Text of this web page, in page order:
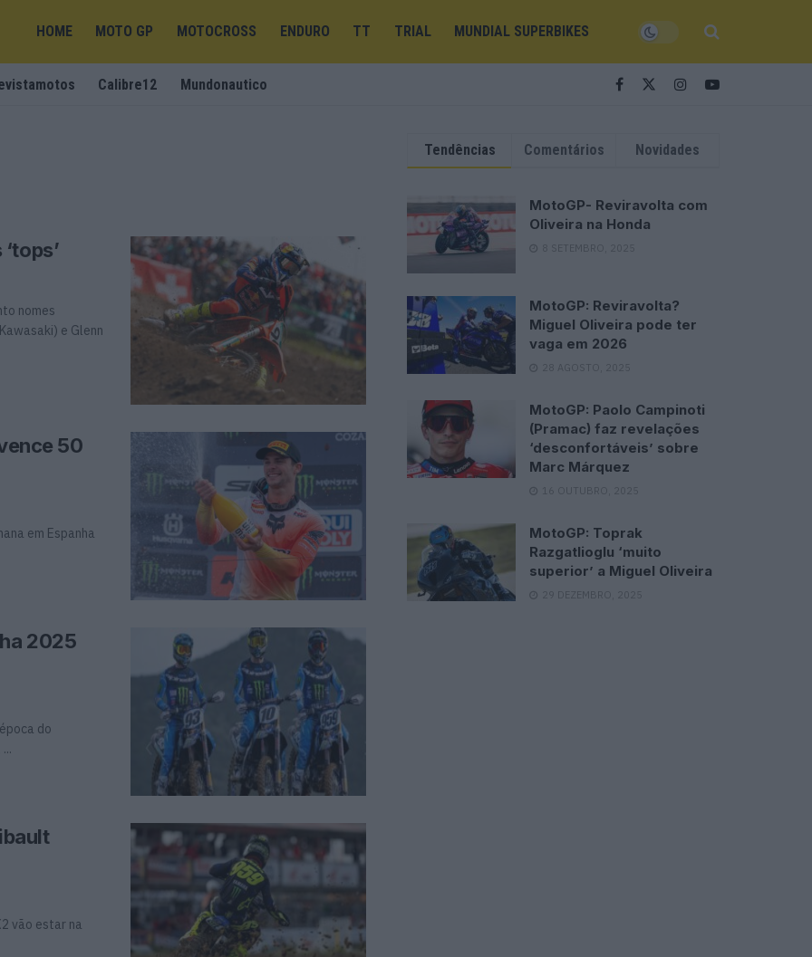
HOME MOTO GP MOTOCROSS ENDURO TT TRIAL MUNDIAL SUPERBIKES
Calibre12 Mundonautico
nomes
e Glenn
50
em Espanha
2025
do
vão estar na
Tendências Comentários Novidades
MotoGP- Reviravolta com
Oliveira na Honda
8 SETEMBRO, 2025
MotoGP: Reviravolta?
Miguel Oliveira pode ter
vaga em 2026
28 AGOSTO, 2025
MotoGP: Paolo Campinoti
(Pramac) faz revelações
‘desconfortáveis’ sobre
Marc Márquez
16 OUTUBRO, 2025
MotoGP: Toprak
Razgatlioglu ‘muito
superior’ a Miguel Oliveira